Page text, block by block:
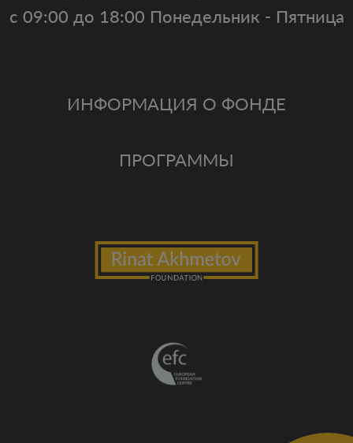
ИНФОРМАЦИЯ О ФОНДЕ
ПРОГРАММЫ
с 09:00 до 18:00 Понедельник - Пятница